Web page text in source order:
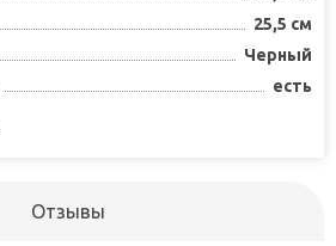
25,5 см
Черный
есть
Отзывы